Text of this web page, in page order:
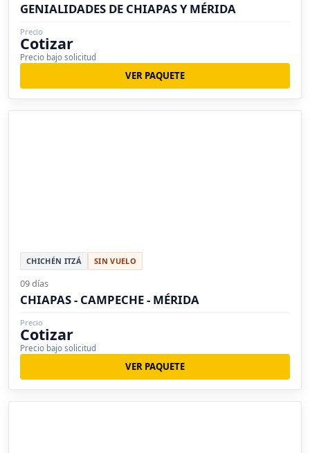
GENIALIDADES DE CHIAPAS Y MÉRIDA
Precio
Cotizar
Precio bajo solicitud
VER PAQUETE
CHICHÉN ITZÁ SIN VUELO
09 días
CHIAPAS - CAMPECHE - MÉRIDA
Precio
Cotizar
Precio bajo solicitud
VER PAQUETE